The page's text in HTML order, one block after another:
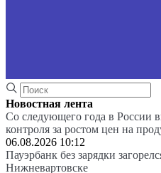
Новостная лента
Со следующего года в России
контроля за ростом цен на
06.08.2026 10:12
Пауэрбанк без зарядки
Нижневартовске